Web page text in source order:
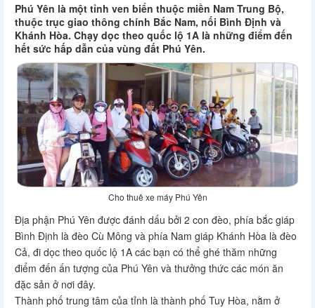
Phú Yên là một tỉnh ven biển thuộc miền Nam Trung Bộ,
thuộc trục giao thông chính Bắc Nam, nối Bình Định và
Khánh Hòa. Chạy dọc theo quốc lộ 1A là những điểm đến
hết sức hấp dẫn của vùng đất Phú Yên.
Cho thuê xe máy Phú Yên
Địa phận Phú Yên được đánh dấu bởi 2 con đèo, phía bắc giáp
Bình Định là đèo Cù Mông và phía Nam giáp Khánh Hòa là đèo
Cả, đi dọc theo quốc lộ 1A các bạn có thể ghé thăm những
điểm đến ấn tượng của Phú Yên và thưởng thức các món ăn
đặc sản ở nơi đây.
Thành phố trung tâm của tỉnh là thành phố Tuy Hòa, nằm ở